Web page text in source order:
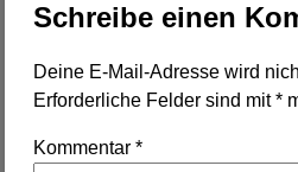
Schreibe einen
Deine E-Mail-Adresse wird
Erforderliche Felder sind mit*
Kommentar*